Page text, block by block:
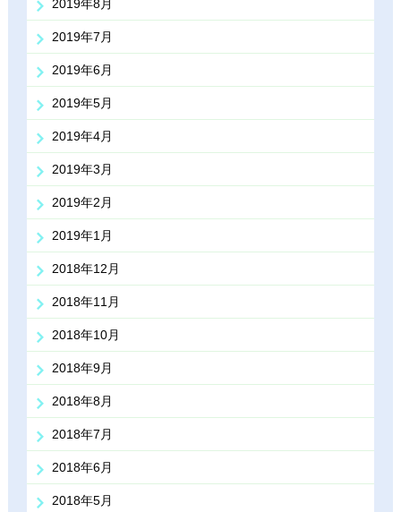
2019年8月
2019年7月
2019年6月
2019年5月
2019年4月
2019年3月
2019年2月
2019年1月
2018年12月
2018年11月
2018年10月
2018年9月
2018年8月
2018年7月
2018年6月
2018年5月